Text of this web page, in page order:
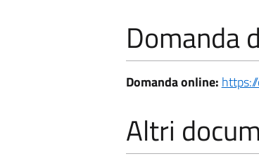
Domanda
Domanda online:
Altri